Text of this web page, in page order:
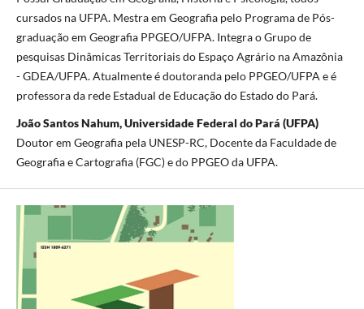
cursados na UFPA. Mestra em Geografia pelo Programa de Pós-
graduação em Geografia PPGEO/UFPA. Integra o Grupo de
pesquisas Dinâmicas Territoriais do Espaço Agrário na Amazônia
- GDEA/UFPA. Atualmente é doutoranda pelo PPGEO/UFPA e é
professora da rede Estadual de Educação do Estado do Pará.
João Santos Nahum, Universidade Federal do Pará (UFPA)
Doutor em Geografia pela UNESP-RC, Docente da Faculdade de
Geografia e Cartografia (FGC) e do PPGEO da UFPA.